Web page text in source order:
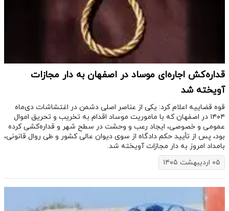
قداره‌کش اجاره‌ای موساد در اصفهان به دار مجازات
آویخته شد
قوه قضاییه اعلام کرد: یکی از عناصر اصلی دشمن در اغتشاشات دی‌ماه
۱۴۰۴ در اصفهان که با ماموریت موساد اقدام به تخریب و تحریق اموال
عمومی و خصوصی، ایجاد رعب و وحشت در سطح شهر و قداره‌کشی کرده
بود، پس از تأیید حکم دادگاه از سوی دیوان عالی کشور و طی روال قانونی،
بامداد امروز به دار مجازات آویخته شد.
۰۵ اردیبهشت ۱۴۰۵